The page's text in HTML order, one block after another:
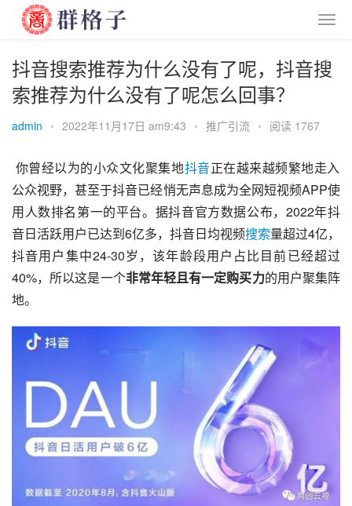
抖音搜索推荐为什么没有了呢，抖音搜
索推荐为什么没有了呢怎么回事？
admin • 2022年11月17日 am9:43 • 推广引流 • 阅读 1767
你曾经以为的小众文化聚集地抖音正在越来越频繁地走入
公众视野，甚至于抖音已经悄无声息成为全网短视频APP使
用人数排名第一的平台。据抖音官方数据公布，2022年抖
音日活跃用户已达到6亿多，抖音日均视频搜索量超过4亿，
抖音用户集中24-30岁，该年龄段用户占比目前已经超过
40%，所以这是一个非常年轻且有一定购买力的用户聚集阵
地。